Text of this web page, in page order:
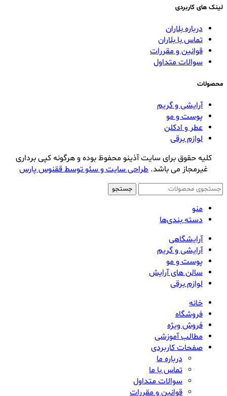
لینک های کاربردی
درباره بلاران
تماس با بلاران
قوانین و مقررات
سوالات متداول
محصولات
آرایشی و گریم
پوست و مو
عطر و ادکلن
لوازم برقی
کلیه حقوق برای سایت آذینو محفوظ بوده و هرگونه کپی برداری
غیرمجاز می باشد. طراحی سایت و سئو توسط ققنوس پارس
جستجو
منو
دسته بندی‌ها
آرایشگاهی
آرایشی و گریم
پوست و مو
سالن های آرایش
لوازم برقی
خانه
فروشگاه
فروش ویژه
مطالب آموزشی
صفحات کاربردی
درباره ما
تماس با ما
سوالات متداول
قوانین و مقررات